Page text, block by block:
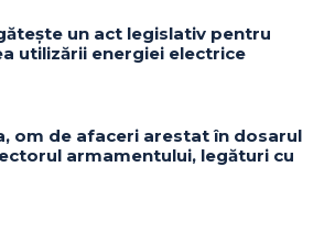
un act legislativ pentru
utilizării energiei electrice
om de afaceri arestat în dosarul
armamentului, legături cu